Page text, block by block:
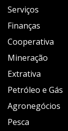
Serviços
Finanças
Cooperativa
Mineração
Extrativa
Petróleo e Gás
Agronegócios
Pesca